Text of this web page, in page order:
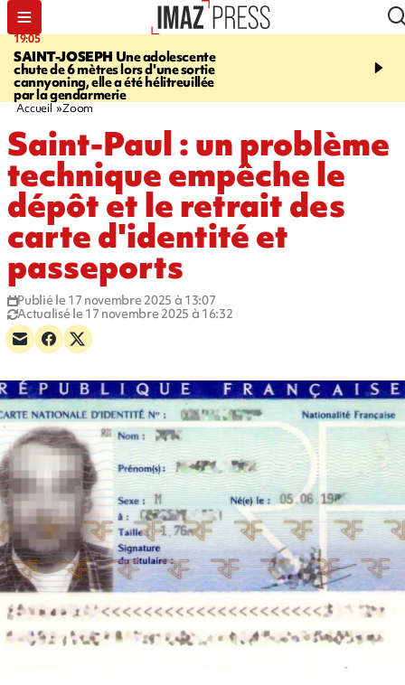
19:05
SAINT-JOSEPH Une adolescente
chute de 6 mètres lors d'une sortie
cannyoning, elle a été hélitreuillée
par la gendarmerie
20:44
rouée de coups,
Accueil Zoom
Saint-Paul : un problème
technique empêche le
dépôt et le retrait des
carte d'identité et
passeports
Publié le 17 novembre 2025 à 13:07
Actualisé le 17 novembre 2025 à 16:32